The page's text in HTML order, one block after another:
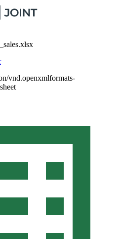
vnd.openxmlformats-